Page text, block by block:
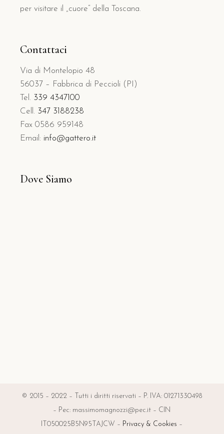
per visitare il „cuore“ della Toscana.
Contattaci
Via di Montelopio 48
56037 – Fabbrica di Peccioli (PI)
Tel. 339 4347100
Cell. 347 3188238
Fax 0586 959148
Email: info@gattero.it
Dove Siamo
© 2015 – 2022 – Tutti i diritti riservati – P. IVA: 01271330498
– Pec: massimomagnozzi@pec.it – CIN
IT050025B5N95TAJCW – Privacy & Cookies –